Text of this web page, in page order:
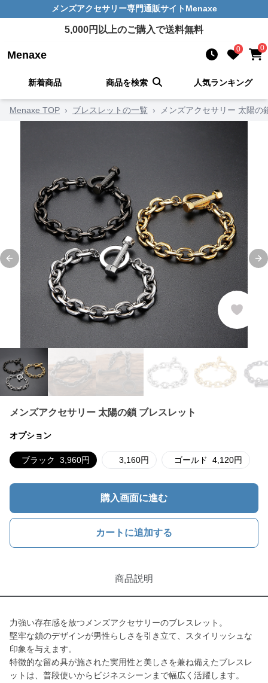
メンズアクセサリー専門通販サイト Menaxe
5,000円以上のご購入で送料無料
Menaxe 0 0
新着商品 商品を検索 人気ランキング
Menaxe TOP › ブレスレットの一覧 › メンズアクセサリー 太陽の
Previous slide
メンズアクセサリー 太陽の鎖 ブレスレット
オプション
ブラック 3,960円 3,160円 ゴールド 4,120円
購入画面に進む
カートに追加する
商品説明
力強い存在感を放つメンズアクセサリーのブレスレット。
堅牢な鎖のデザインが男性らしさを引き立て、スタイリッシュな
印象を与えます。
特徴的な留め具が施された実用性と美しさを兼ね備えたブレスレ
ットは、普段使いからビジネスシーンまで幅広く活躍します。